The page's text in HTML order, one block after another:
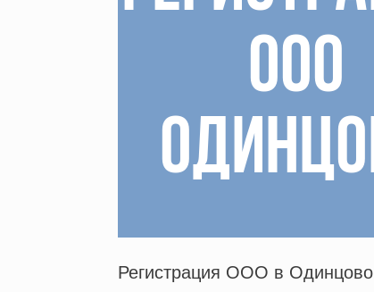
Регистрация ООО в Одинцово